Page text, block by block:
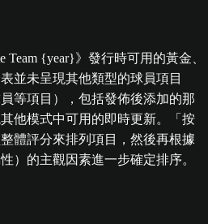
Team {year}》發行時可用的黃金、
並未呈現其他類型的球員項目
等項目），包括發佈後添加的那
他模式中可用的即時更新。「按
體評分來排列項目，然後再根據
）的主觀因素進一步確定排序。